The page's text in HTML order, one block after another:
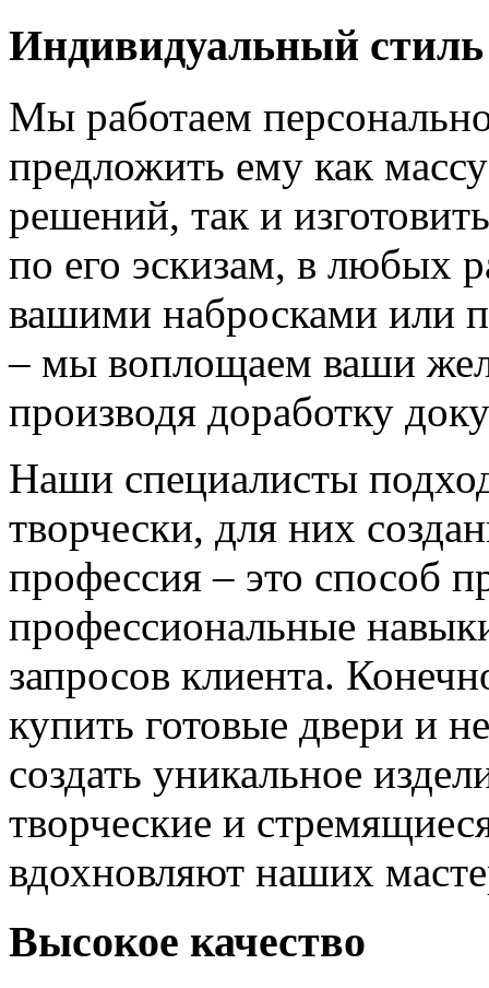
Индивидуальный стиль
Мы работаем
предложить ему как
решений, так и
по его эскизам, в любых
вашими набросками или
– мы воплощаем ваши
производя доработку
Наши специалисты
творчески, для них
профессия – это способ
профессиональные
запросов клиента.
купить готовые двери и
создать уникальное
творческие и
вдохновляют наших
Высокое качество